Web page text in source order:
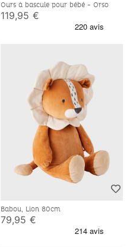
Ours à bascule pour bébé - Orso
119,95 €
Babou, Lion 80cm
79,95 €